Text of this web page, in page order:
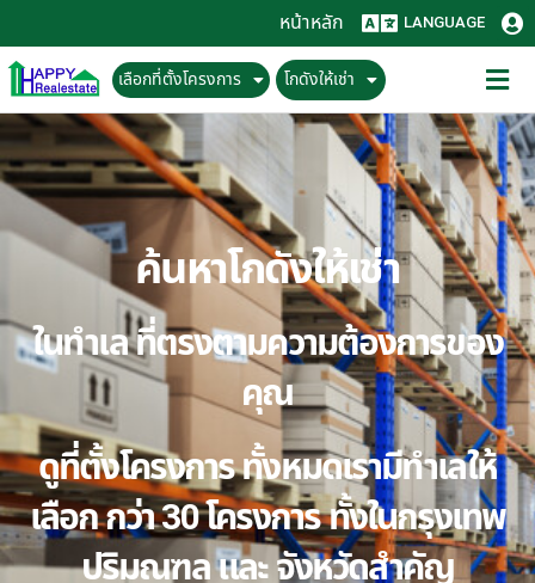
หน้าหลัก LANGUAGE
เลือกที่ตั้งโครงการ โกดังให้เช่า
ค้นหาโกดังให้เช่า
ในทำเล ที่ตรงตามความต้องการของ
คุณ
ดูที่ตั้งโครงการ ทั้งหมดเรามีทำเลให้
เลือก กว่า 30 โครงการ ทั้งในกรุงเทพ
ปริมณฑล และ จังหวัดสำคัญ